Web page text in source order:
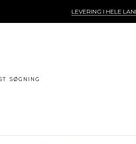
LEVERING I HELE